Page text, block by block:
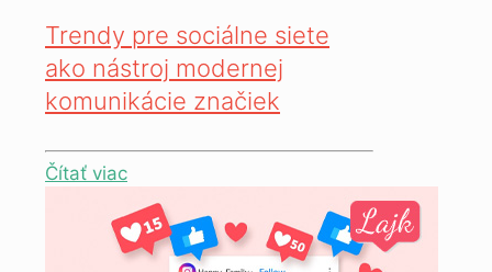
Trendy pre sociálne siete
ako nástroj modernej
komunikácie značiek
Čítať viac